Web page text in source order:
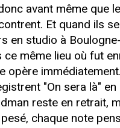
avant même que
Et quand ils se
en studio à Boulogne-
ce même lieu où fut
opère immédiatement.
"On sera là" en
reste en retrait,
chaque note